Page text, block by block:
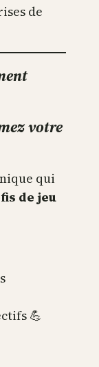
de
votre
qui
de jeu
💪